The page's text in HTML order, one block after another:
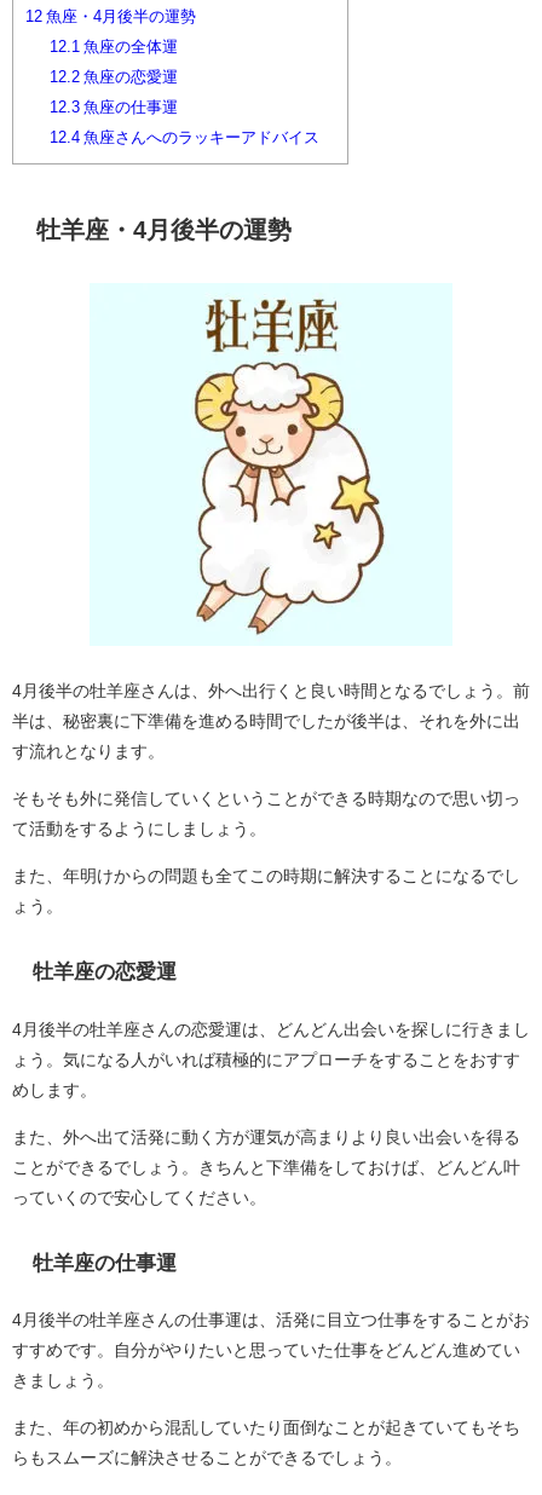
12 魚座・4月後半の運勢
12.1 魚座の全体運
12.2魚座の恋愛運
12.3魚座の仕事運
12.4魚座さんへのラッキーアドバイス
牡羊座・4月後半の運勢
4月後半の牡羊座さんは、外へ出行くと良い時間となるでしょう。前
半は、秘密裏に下準備を進める時間でしたが後半は、それを外に出
す流れとなります。
そもそも外に発信していくということができる時期なので思い切っ
て活動をするようにしましょう。
また、年明けからの問題も全てこの時期に解決することになるでし
ょう。
牡羊座の恋愛運
4月後半の牡羊座さんの恋愛運は、どんどん出会いを探しに行きまし
ょう。気になる人がいれば積極的にアプローチをすることをおすす
めします。
また、外へ出て活発に動く方が運気が高まりより良い出会いを得る
ことができるでしょう。きちんと下準備をしておけば、どんどん叶
っていくので安心してください。
牡羊座の仕事運
4月後半の牡羊座さんの仕事運は、活発に目立つ仕事をすることがお
すすめです。自分がやりたいと思っていた仕事をどんどん進めてい
きましょう。
また、年の初めから混乱していたり面倒なことが起きていてもそち
らもスムーズに解決させることができるでしょう。